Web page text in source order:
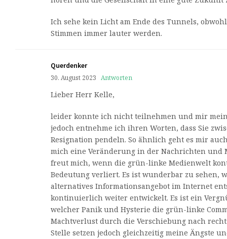
Ich sehe kein Licht am Ende des Tunnels,
Stimmen immer lauter werden.
Querdenker
30. August 2023 Antworten
Lieber Herr Kelle,
leider konnte ich nicht teilnehmen und mir
jedoch entnehme ich ihren Worten, dass Sie
Resignation pendeln. So ähnlich geht es mir
mich eine Veränderung in der Nachrichten und
freut mich, wenn die grün-linke Medienwelt
Bedeutung verliert. Es ist wunderbar zu sehen,
alternatives Informationsangebot im Internet
kontinuierlich weiter entwickelt. Es ist ein
welcher Panik und Hysterie die grün-linke
Machtverlust durch die Verschiebung nach
Stelle setzen jedoch gleichzeitig meine Ängste